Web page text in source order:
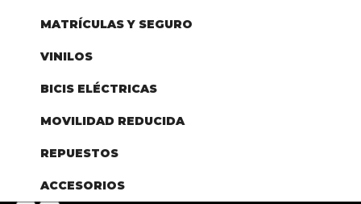
MATRÍCULAS Y SEGURO
VINILOS
BICIS ELÉCTRICAS
MOVILIDAD REDUCIDA
REPUESTOS
ACCESORIOS